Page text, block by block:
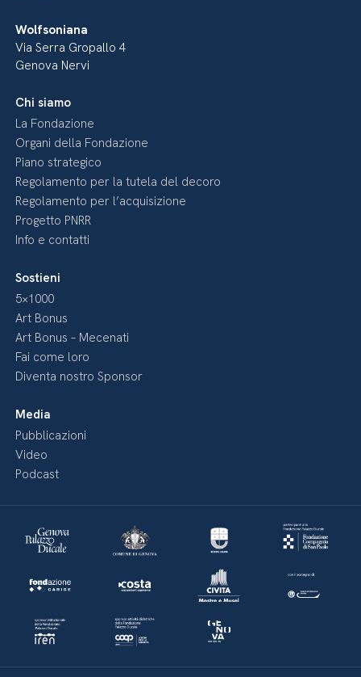
Wolfsoniana
Via Serra Gropallo 4
Genova Nervi
Chi siamo
La Fondazione
Organi della Fondazione
Piano strategico
Regolamento per la tutela del decoro
Regolamento per l’acquisizione
Progetto PNRR
Info e contatti
Sostieni
5×1000
Art Bonus
Art Bonus – Mecenati
Fai come loro
Diventa nostro Sponsor
Media
Pubblicazioni
Video
Podcast